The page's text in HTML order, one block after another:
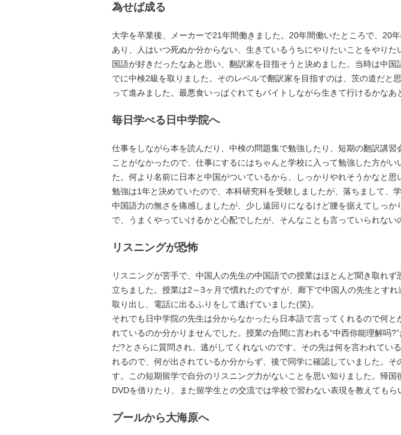
為せば成る
大学を卒業後、メーカーで21年間働きました。20年間働いたところで、20
あり、人はいつ死ぬか分からない、生きているうちにやりたいことをやり
国語が好きだったなあと思い、翻訳家を目指そうと決めました。当時は中
でに中検2級を取りました。そのレベルで翻訳家を目指すのは、茨の道だ
って進みました。最悪食いっぱぐれてもバイトしながら生きて行けるかなあ
毎日学べる日中学院へ
仕事をしながら本を読んだり、中検の問題集で勉強したり、短期の翻訳講
ことがなかったので、仕事にするにはちゃんと学校に入って勉強した方が
た。何より名前に日本と中国がついているから、しっかりやれそうかなと思
勉強は1年と決めていたので、本科研究科を受験しましたが、落ちまして
中国語力の無さを痛感しましたが、少し遠回りになるけど腰を据えてしっ
で、うまくやっていけるかと心配でしたが、そんなことも言っていられな
リスニングが恐怖
リスニングが苦手で、中国人の先生の中国語での授業はほとんど聞き取れ
立ちました。授業は2～3ヶ月で慣れたのですが、廊下で中国人の先生とす
取り出し、電話に出るふりをして逃げていました(笑)。
それでも日中学院の先生は分からなかったら日本語で言ってくれるので何
れているのか分かりませんでした。授業の合間に言われる“中西你能理解吗
だ?とさらに質問され、逃がしてくれないのです。その先は何を言われて
れるので、何が出されているか分からず、後で同学に確認していました。
す。この短期留学で自分のリスニング力がないことを思い知りました。帰
DVDを借りたり、また留学生との交流では学校で習わない表現を教えてもら
プールから大海原へ